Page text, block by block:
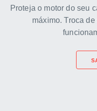
Proteja o motor do seu
máximo. Troca